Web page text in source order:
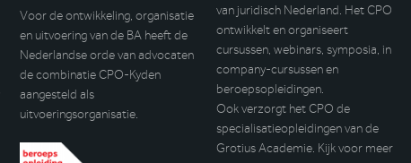
Voor de ontwikkeling, organisatie
en uitvoering van de BA heeft de
Nederlandse orde van advocaten
de combinatie CPO-Kyden
aangesteld als
uitvoeringsorganisatie.
van juridisch Nederland. Het CPO
ontwikkelt en organiseert
cursussen, webinars, symposia, in
company-cursussen en
beroepsopleidingen.
Ook verzorgt het CPO de
specialisatieopleidingen van de
Grotius Academie. Kijk voor meer